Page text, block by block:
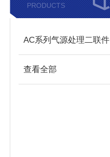
PRODUCTS
AC系列气源处理二联件
查看全部